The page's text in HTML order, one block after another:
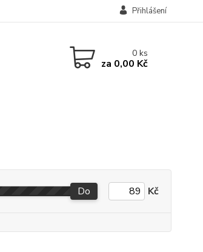
Přihlášení
0ks
za 0,00 Kč
Do Kč